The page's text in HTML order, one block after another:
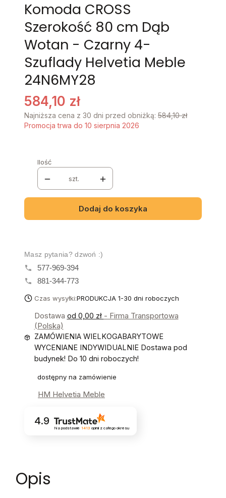
Komoda CROSS
Szerokość 80 cm Dąb
Wotan - Czarny 4-
Szuflady Helvetia Meble
24N6MY28
584,10 zł
Najniższa cena z 30 dni przed obniżką: 584,10 zł
Promocja trwa do 10 sierpnia 2026
Ilość
szt.
Dodaj do koszyka
Masz pytania? dzwoń :)
577-969-394
881-344-773
Czas wysyłki:PRODUKCJA 1-30 dni roboczych
Dostawa od 0,00 zł - Firma Transportowa
(Polska)
ZAMÓWIENIA WIELKOGABARYTOWE
WYCENIANE INDYWIDUALNIE Dostawa pod
budynek! Do 10 dni roboczych!
dostępny na zamówienie
HM Helvetia Meble
4.9
Na podstawie 1413 opinii z całego okresu
Opis